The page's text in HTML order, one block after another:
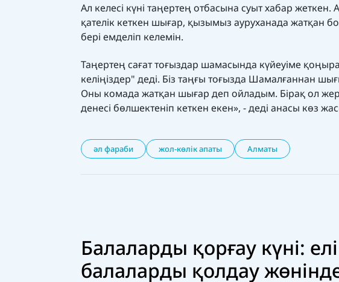
Ал келесі күні таңертең отбасына суыт хабар
қателік кеткен шығар, қызымыз ауруханада жатқан
бері емделіп келемін.
Таңертең сағат тоғыздар шамасында күйеуіме
келіңіздер" деді. Біз таңғы тоғызда Шамалғаннан
Оны комада жатқан шығар деп ойладым. Бірақ ол
денесі бөлшектеніп кеткен екен», - деді анасы көз
әл фараби жол-көлік апаты Алматы
Балаларды қорғау күні:
балаларды қолдау